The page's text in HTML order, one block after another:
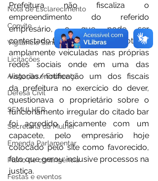
Nota de Esclarecimento
Convite
Vigilância Sanitária
Licitações
Alagação e Enchente
Defesa Civil
SEMULHER
Secretaria da Mulher
Emenda Parlamentar
Plano de contingência
Festas e eventos
Prefeitura não fiscaliza o
empreendimento do referido
empresário, o que pode ser
contestado facilmente com as notícias
amplamente veiculadas nas próprias
redes sociais onde em uma das
vistorias/notificação um dos fiscais
da prefeitura no exercício do dever,
questionava o proprietário sobre o
funcionamento irregular do citado bar
foi agredido fisicamente com um
capacete, pelo empresário hoje
colocado pelo site como favorecido,
fato que gerou inclusive processos na
justiça.